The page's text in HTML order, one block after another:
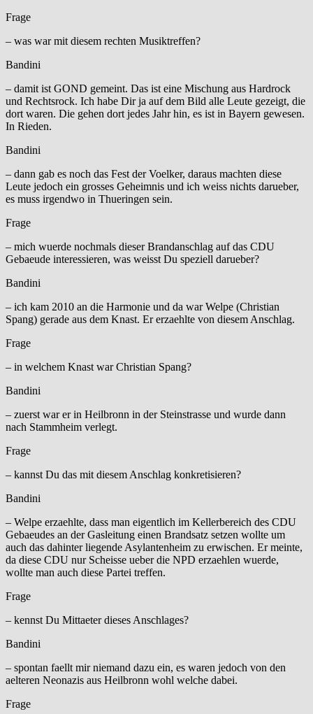
Frage
– was war mit diesem rechten Musiktreffen?
Bandini
– damit ist GOND gemeint. Das ist eine Mischung aus Hardrock
und Rechtsrock. Ich habe Dir ja auf dem Bild alle Leute gezeigt, die
dort waren. Die gehen dort jedes Jahr hin, es ist in Bayern gewesen.
In Rieden.
Bandini
– dann gab es noch das Fest der Voelker, daraus machten diese
Leute jedoch ein grosses Geheimnis und ich weiss nichts darueber,
es muss irgendwo in Thueringen sein.
Frage
– mich wuerde nochmals dieser Brandanschlag auf das CDU
Gebaeude interessieren, was weisst Du speziell darueber?
Bandini
– ich kam 2010 an die Harmonie und da war Welpe (Christian
Spang) gerade aus dem Knast. Er erzaehlte von diesem Anschlag.
Frage
– in welchem Knast war Christian Spang?
Bandini
– zuerst war er in Heilbronn in der Steinstrasse und wurde dann
nach Stammheim verlegt.
Frage
– kannst Du das mit diesem Anschlag konkretisieren?
Bandini
– Welpe erzaehlte, dass man eigentlich im Kellerbereich des CDU
Gebaeudes an der Gasleitung einen Brandsatz setzen wollte um
auch das dahinter liegende Asylantenheim zu erwischen. Er meinte,
da diese CDU nur Scheisse ueber die NPD erzaehlen wuerde,
wollte man auch diese Partei treffen.
Frage
– kennst Du Mittaeter dieses Anschlages?
Bandini
– spontan faellt mir niemand dazu ein, es waren jedoch von den
aelteren Neonazis aus Heilbronn wohl welche dabei.
Frage